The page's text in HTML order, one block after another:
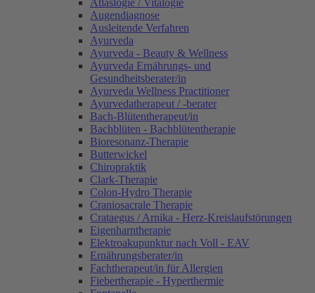
Atlaslogie / Vitalogie
Augendiagnose
Ausleitende Verfahren
Ayurveda
Ayurveda - Beauty & Wellness
Ayurveda Ernährungs- und
Gesundheitsberater/in
Ayurveda Wellness Practitioner
Ayurvedatherapeut / -berater
Bach-Blütentherapeut/in
Bachblüten - Bachblütentherapie
Bioresonanz-Therapie
Butterwickel
Chiropraktik
Clark-Therapie
Colon-Hydro Therapie
Craniosacrale Therapie
Crataegus / Arnika - Herz-Kreislaufstörungen
Eigenharntherapie
Elektroakupunktur nach Voll - EAV
Ernährungsberater/in
Fachtherapeut/in für Allergien
Fiebertherapie - Hyperthermie